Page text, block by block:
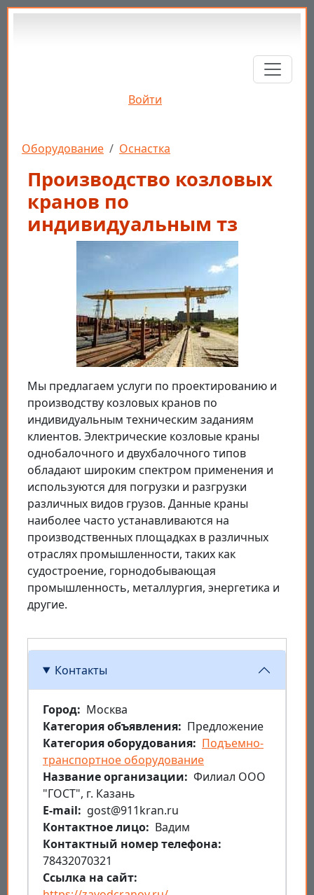
Перейти к основному содержанию
Войти
Строка навигации
Оборудование Оснастка
Производство козловых
кранов по
индивидуальным тз
Мы предлагаем услуги по проектированию и
производству козловых кранов по
индивидуальным техническим заданиям
клиентов. Электрические козловые краны
однобалочного и двухбалочного типов
обладают широким спектром применения и
используются для погрузки и разгрузки
различных видов грузов. Данные краны
наиболее часто устанавливаются на
производственных площадках в различных
отраслях промышленности, таких как
судостроение, горнодобывающая
промышленность, металлургия, энергетика и
другие.
Контакты
Город
Москва
Категория объявления
Предложение
Категория оборудования
Подъемно-
транспортное оборудование
Название организации
Филиал ООО
"ГОСТ", г. Казань
E-mail
gost@911kran.ru
Контактное лицо
Вадим
Контактный номер телефона
78432070321
Ссылка на сайт